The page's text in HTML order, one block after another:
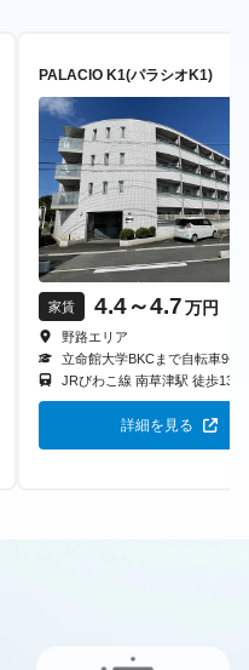
PALACIO K1(パラシオK1)
家賃 4.4～4.7万円
野路エリア
立命館大学BKCまで自転車9分
JRびわこ線 南草津駅 徒歩13
詳細を見る